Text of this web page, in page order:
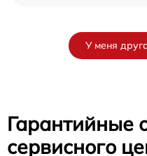
У меня
Гарантийные
сервисного